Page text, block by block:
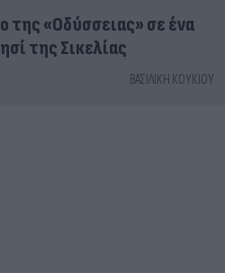
της «Οδύσσειας» σε ένα
της Σικελίας
ΒΑΣΙΛΙΚΉ ΚΟΥΚΊΟΥ